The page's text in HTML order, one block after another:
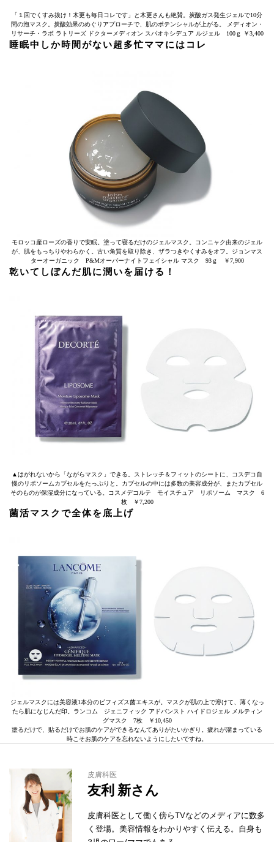
「１回でくすみ抜け！木更も毎日コレです」と木更さんも絶賛。炭酸ガス発生ジェルで10分
間の泡マスク。炭酸効果のめぐりアプローチで、肌のポテンシャルが上がる。 メディオン・
リサーチ・ラボ ラトリーズ ドクターメディオン スパオキシデュア ルジェル 100ｇ ￥3,400
睡眠中しか時間がない超多忙ママにはコレ
モロッコ産ローズの香りで安眠。塗って寝るだけのジェルマスク。コンニャク由来のジェル
が、肌をもっちりやわらかく。古い角質を取り除き、ザラつきやくすみをオフ。ジョンマス
ターオーガニック P&Mオーバーナイトフェイシャル マスク 93ｇ ￥7,900
乾いてしぼんだ肌に潤いを届ける！
▲はがれないから「ながらマスク」できる。ストレッチ＆フィットのシートに、コスデコ自
慢のリポソームカプセルをたっぷりと。カプセルの中には多数の美容成分が、またカプセル
そのものが保湿成分になっている。コスメデコルテ モイスチュア リポソーム マスク 6
枚 ￥7,200
菌活マスクで全体を底上げ
ジェルマスクには美容液1本分のビフィズス菌エキスが。マスクが肌の上で溶けて、薄くなっ
たら肌になじんだ印。ランコム ジェニフィック アドバンスト ハイドロジェル メルティン
グマスク 7枚 ￥10,450
塗るだけで、貼るだけでお肌のケアができるなんてありがたいかぎり。疲れが溜まっている
時こそお肌のケアを忘れないようにしたいですね。
皮膚科医
友利 新さん
皮膚科医として働く傍らTVなどのメディアに数多
く登場。美容情報をわかりやすく伝える。自身も